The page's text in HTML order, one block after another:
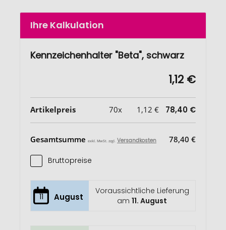
Ihre Kalkulation
Kennzeichenhalter "Beta", schwarz
1,12 €
Artikelpreis 70x 1,12 € 78,40 €
Gesamtsumme exkl. MwSt. zzgl. Versandkosten 78,40 €
Bruttopreise
11 August
Voraussichtliche Lieferung
am11. August